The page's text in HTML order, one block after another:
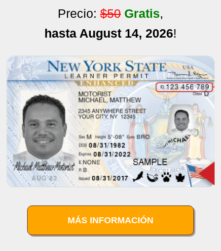
Precio: $50 Gratis,
hasta August 14, 2026!
MÁS INFORMACIÓN